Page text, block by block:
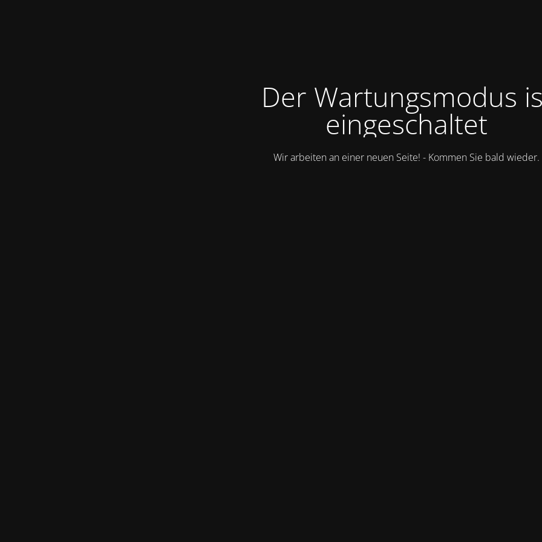
Der Wartungsmodus
eingeschaltet
Wir arbeiten an einer neuen Seite! - Kommen Sie bald wieder.